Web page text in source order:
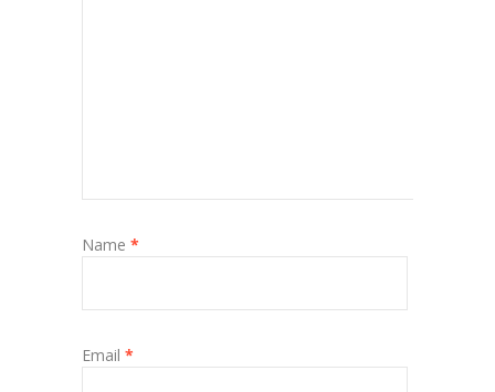
Name *
Email *